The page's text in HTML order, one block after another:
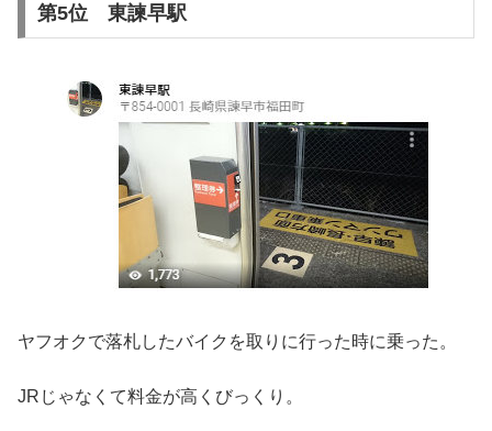
第5位 東諫早駅
ヤフオクで落札したバイクを取りに行った時に乗った。
JRじゃなくて料金が高くびっくり。